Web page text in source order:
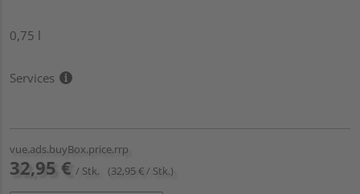
0,75 l
Services
vue.ads.buyBox.price.rrp
32,95 € / Stk. (32,95 € / Stk.)